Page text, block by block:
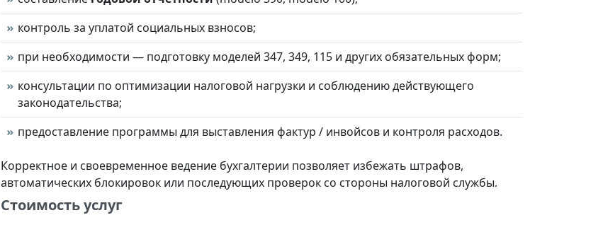
контроль за уплатой социальных взносов;
при необходимости — подготовку моделей 347, 349, 115 и других обязательных форм;
консультации по оптимизации налоговой нагрузки и соблюдению действующего
законодательства;
предоставление программы для выставления фактур / инвойсов и контроля расходов.
Корректное и своевременное ведение бухгалтерии позволяет избежать штрафов,
автоматических блокировок или последующих проверок со стороны налоговой службы.
Стоимость услуг